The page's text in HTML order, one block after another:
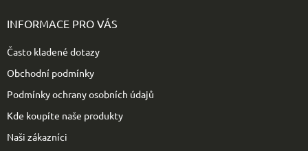
INFORMACE PRO VÁS
Často kladené dotazy
Obchodní podmínky
Podmínky ochrany osobních údajů
Kde koupíte naše produkty
Naši zákazníci